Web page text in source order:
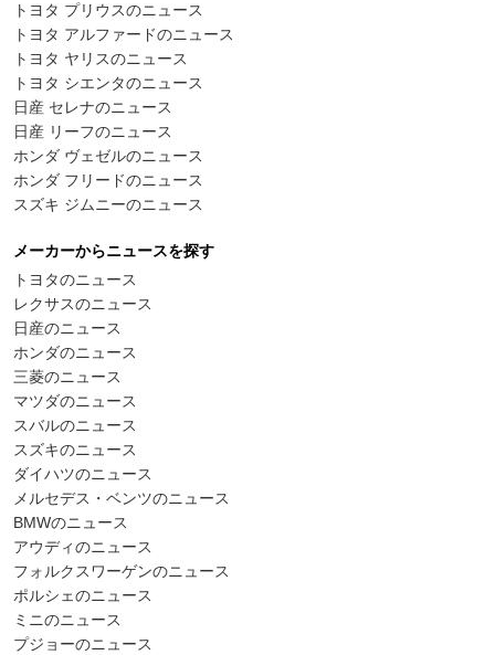
トヨタ プリウスのニュース
トヨタ アルファードのニュース
トヨタ ヤリスのニュース
トヨタ シエンタのニュース
日産 セレナのニュース
日産 リーフのニュース
ホンダ ヴェゼルのニュース
ホンダ フリードのニュース
スズキ ジムニーのニュース
メーカーからニュースを探す
トヨタのニュース
レクサスのニュース
日産のニュース
ホンダのニュース
三菱のニュース
マツダのニュース
スバルのニュース
スズキのニュース
ダイハツのニュース
メルセデス・ベンツのニュース
BMWのニュース
アウディのニュース
フォルクスワーゲンのニュース
ポルシェのニュース
ミニのニュース
プジョーのニュース